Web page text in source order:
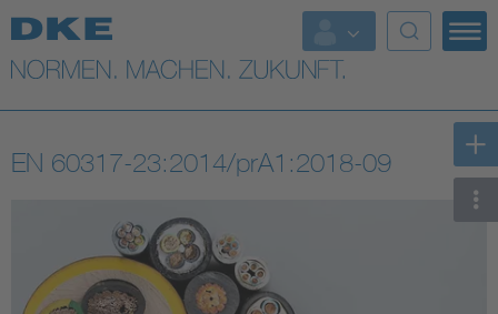
Top-Themen
VDE Fokusthemen
Digital Security
Energy
Health
EN 60317-23:2014/prA1:2018-09